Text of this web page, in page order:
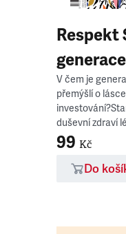
Respekt
V čem je
přemýšlí o
duševní zdraví
99 Kč
Do